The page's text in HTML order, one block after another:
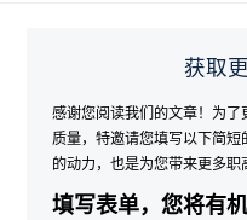
获取
感谢您阅读我们的文章！为
质量，特邀请您填写以下简
的动力，也是为您带来更多职
填写表单，您将有机